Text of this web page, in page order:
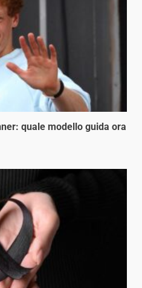
quale modello guida ora